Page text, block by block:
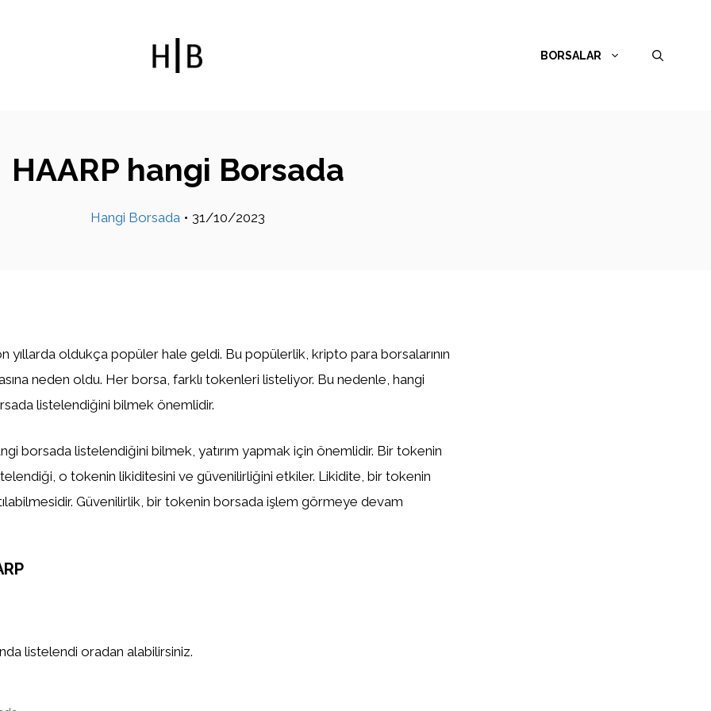
BORSALAR
HAARP hangi Borsada
Hangi Borsada • 31/10/2023
yıllarda oldukça popüler hale geldi. Bu popülerlik, kripto para borsalarının
neden oldu. Her borsa, farklı tokenleri listeliyor. Bu nedenle, hangi
listelendiğini bilmek önemlidir.
borsada listelendiğini bilmek, yatırım yapmak için önemlidir. Bir tokenin
o tokenin likiditesini ve güvenilirliğini etkiler. Likidite, bir tokenin
Güvenilirlik, bir tokenin borsada işlem görmeye devam
listelendi oradan alabilirsiniz.